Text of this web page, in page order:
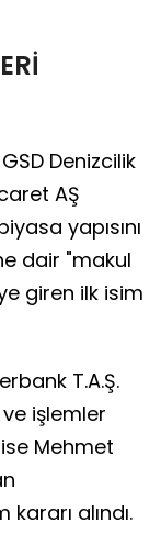
Denizcilik
AŞ
yapısını
dair "makul
giren ilk isim
T.A.Ş.
işlemler
Mehmet
alındı.